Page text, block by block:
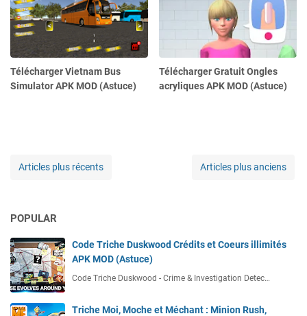
Télécharger Vietnam Bus
Simulator APK MOD (Astuce)
Télécharger Gratuit Ongles
acryliques APK MOD (Astuce)
Articles plus récents Articles plus anciens
POPULAR
Code Triche Duskwood Crédits et Coeurs illimités
APK MOD (Astuce)
Code Triche Duskwood - Crime & Investigation Detec…
Triche Moi, Moche et Méchant : Minion Rush,